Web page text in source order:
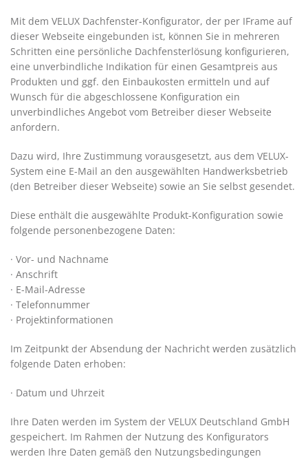
Mit dem VELUX Dachfenster-Konfigurator, der per IFrame auf
dieser Webseite eingebunden ist, können Sie in mehreren
Schritten eine persönliche Dachfensterlösung konfigurieren,
eine unverbindliche Indikation für einen Gesamtpreis aus
Produkten und ggf. den Einbaukosten ermitteln und auf
Wunsch für die abgeschlossene Konfiguration ein
unverbindliches Angebot vom Betreiber dieser Webseite
anfordern.
Dazu wird, Ihre Zustimmung vorausgesetzt, aus dem VELUX-
System eine E-Mail an den ausgewählten Handwerksbetrieb
(den Betreiber dieser Webseite) sowie an Sie selbst gesendet.
Diese enthält die ausgewählte Produkt-Konfiguration sowie
folgende personenbezogene Daten:
· Vor- und Nachname
· Anschrift
· E-Mail-Adresse
· Telefonnummer
· Projektinformationen
Im Zeitpunkt der Absendung der Nachricht werden zusätzlich
folgende Daten erhoben:
· Datum und Uhrzeit
Ihre Daten werden im System der VELUX Deutschland GmbH
gespeichert. Im Rahmen der Nutzung des Konfigurators
werden Ihre Daten gemäß den Nutzungsbedingungen